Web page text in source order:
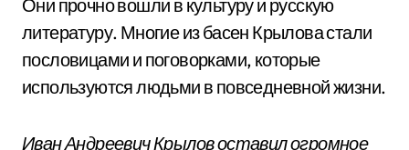
Они прочно вошли в культуру и русскую
литературу. Многие из басен Крылова стали
пословицами и поговорками, которые
используются людьми в повседневной жизни.
Иван Андреевич Крылов оставил огромное